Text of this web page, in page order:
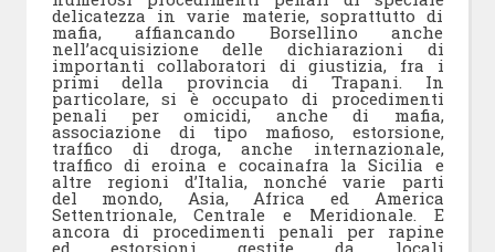
delicatezza in varie materie, soprattutto di
mafia, affiancando Borsellino anche
nell’acquisizione delle dichiarazioni di
importanti collaboratori di giustizia, fra i
primi della provincia di Trapani. In
particolare, si è occupato di procedimenti
penali per omicidi, anche di mafia,
associazione di tipo mafioso, estorsione,
traffico di droga, anche internazionale,
traffico di eroina e cocainafra la Sicilia e
altre regioni d’Italia, nonché varie parti
del mondo, Asia, Africa ed America
Settentrionale, Centrale e Meridionale. E
ancora di procedimenti penali per rapine
ed estorsioni gestite da locali